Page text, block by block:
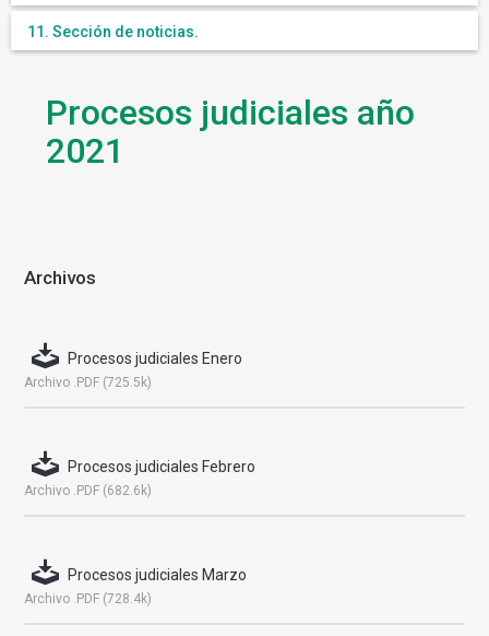
11. Sección de noticias.
Procesos judiciales año
2021
Archivos
Procesos judiciales Enero
Archivo .PDF (725.5k)
Procesos judiciales Febrero
Archivo .PDF (682.6k)
Procesos judiciales Marzo
Archivo .PDF (728.4k)